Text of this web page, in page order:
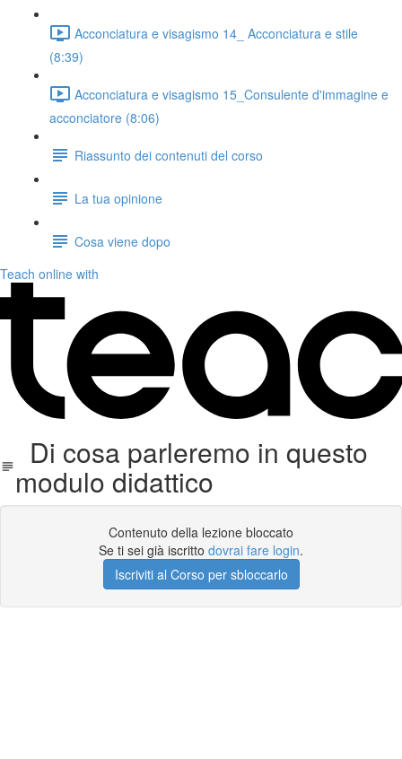
Acconciatura e visagismo 14_ Acconciatura e stile
(8:39)
Acconciatura e visagismo 15_Consulente d'immagine e
acconciatore (8:06)
Riassunto dei contenuti del corso
La tua opinione
Cosa viene dopo
Teach online with
Di cosa parleremo in questo
modulo didattico
Contenuto della lezione bloccato
Se ti sei già iscritto dovrai fare login.
Iscriviti al Corso per sbloccarlo